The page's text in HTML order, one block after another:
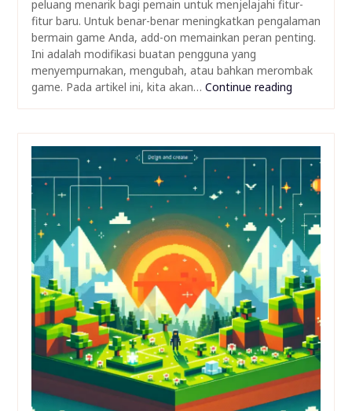
peluang menarik bagi pemain untuk menjelajahi fitur-
fitur baru. Untuk benar-benar meningkatkan pengalaman
bermain game Anda, add-on memainkan peran penting.
Ini adalah modifikasi buatan pengguna yang
menyempurnakan, mengubah, atau bahkan merombak
game. Pada artikel ini, kita akan… Continue reading